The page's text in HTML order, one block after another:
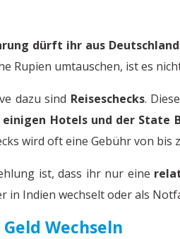
dürft ihr aus
Rupien umtauschen, ist es
dazu sind Reiseschecks.
einigen Hotels und der State
wird oft eine Gebühr von bis
ist, dass ihr nur eine
in Indien wechselt oder als
Wechseln